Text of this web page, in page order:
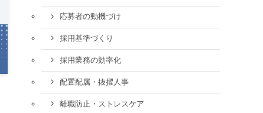
応募者の動機づけ
採用基準づくり
採用業務の効率化
配置配属・抜擢人事
離職防止・ストレスケア